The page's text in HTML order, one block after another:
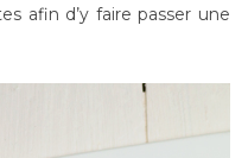
afin d’y faire passer une